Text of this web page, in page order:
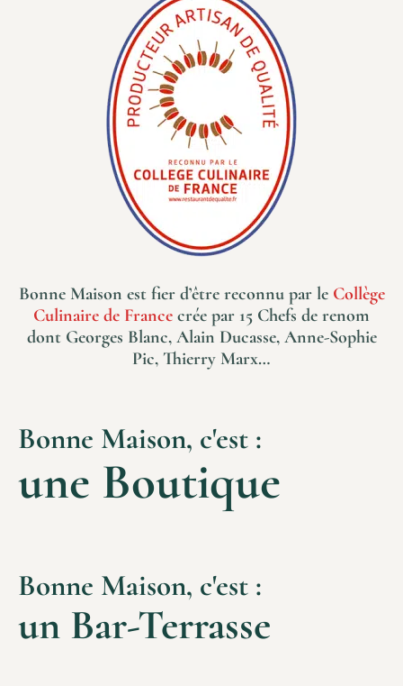
Bonne Maison est fier d’être reconnu par le Collège
Culinaire de France crée par 15 Chefs de renom
dont Georges Blanc, Alain Ducasse, Anne-Sophie
Pic, Thierry Marx…
Bonne Maison, c'est :
une Boutique
Bonne Maison, c'est :
un Bar-Terrasse